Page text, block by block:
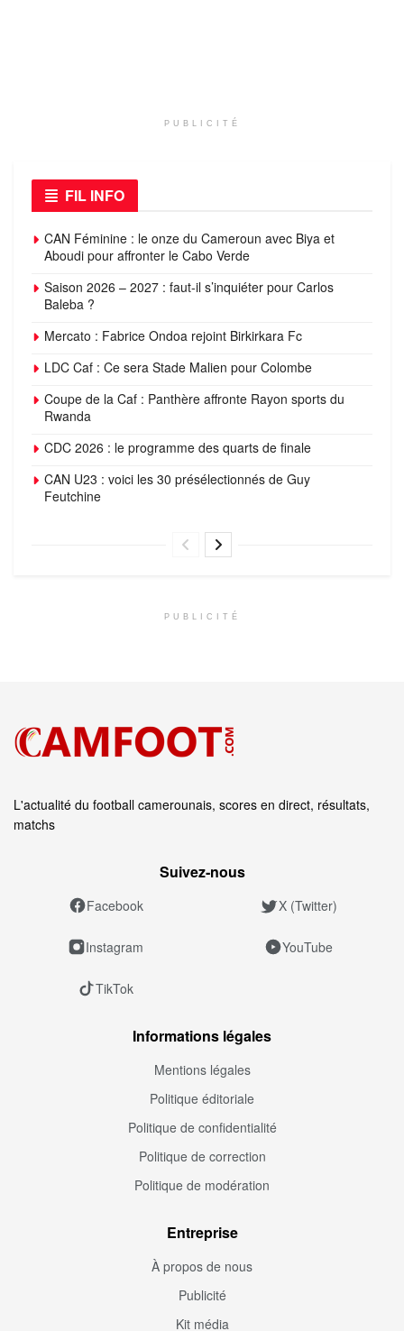
PUBLICITÉ
FIL INFO
CAN Féminine : le onze du Cameroun avec Biya et
Aboudi pour affronter le Cabo Verde
Saison 2026 – 2027 : faut-il s’inquiéter pour Carlos
Baleba ?
Mercato : Fabrice Ondoa rejoint Birkirkara Fc
LDC Caf : Ce sera Stade Malien pour Colombe
Coupe de la Caf : Panthère affronte Rayon sports du
Rwanda
CDC 2026 : le programme des quarts de finale
CAN U23 : voici les 30 présélectionnés de Guy
Feutchine
PUBLICITÉ
L'actualité du football camerounais, scores en direct, résultats,
matchs
Suivez‑nous
Facebook X (Twitter)
Instagram YouTube
TikTok
Informations légales
Mentions légales
Politique éditoriale
Politique de confidentialité
Politique de correction
Politique de modération
Entreprise
À propos de nous
Publicité
Kit média